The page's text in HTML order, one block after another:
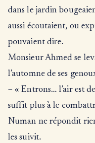
dans le jardin
aussi écoutaient, ou
pouvaient dire.
Monsieur Ahmed se
l’automne de ses
– « Entrons… l’air est
suffit plus à le
Numan ne répondit
les suivit.